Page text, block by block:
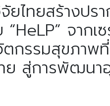
ไทยสร้างปร
จากเ
กรรมสุขภาพ
ย สู่การพัฒน